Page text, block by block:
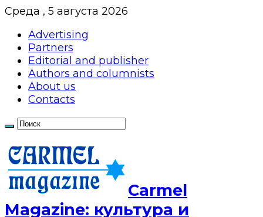
Среда , 5 августа 2026
Advertising
Partners
Editorial and publisher
Authors and columnists
About us
Contacts
Сarmel
Magazine: культура и